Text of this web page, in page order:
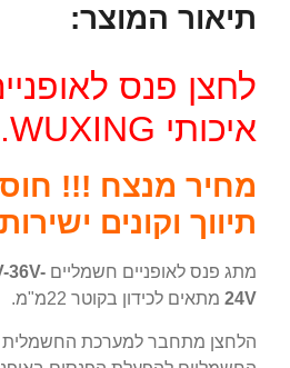
תיאור המוצר:
לחצן פנס
איכותי WUXING.
מחיר מנצח !!!
תיווך וקונים
מתג פנס לאופניים חשמליים 36V-
24V מתאים לכידון בקוטר 22מ"מ.
הלחצן מתחבר למערכת החשמלית